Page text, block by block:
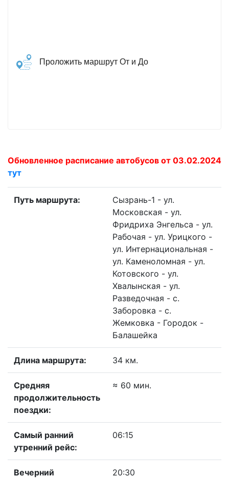
Проложить маршрут От и До
Обновленное расписание автобусов от 03.02.2024
тут
Путь маршрута:
Сызрань-1 - ул.
Московская - ул.
Фридриха Энгельса - ул.
Рабочая - ул. Урицкого -
ул. Интернациональная -
ул. Каменоломная - ул.
Котовского - ул.
Хвалынская - ул.
Разведочная - с.
Заборовка - с.
Жемковка - Городок -
Балашейка
Длина маршрута: 34 км.
Средняя
продолжительность
поездки:
≈ 60 мин.
Самый ранний
утренний рейс:
06:15
Вечерний
20:30